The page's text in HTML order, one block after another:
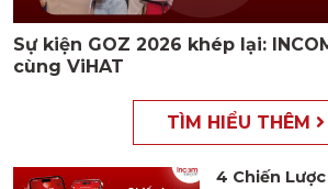
Sự kiện GOZ 2026 khép lại:
cùng ViHAT
TÌM HIỂU THÊM
4 Chiến